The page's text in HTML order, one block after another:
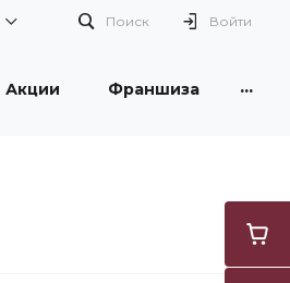
Поиск Войти
Акции Франшиза ...